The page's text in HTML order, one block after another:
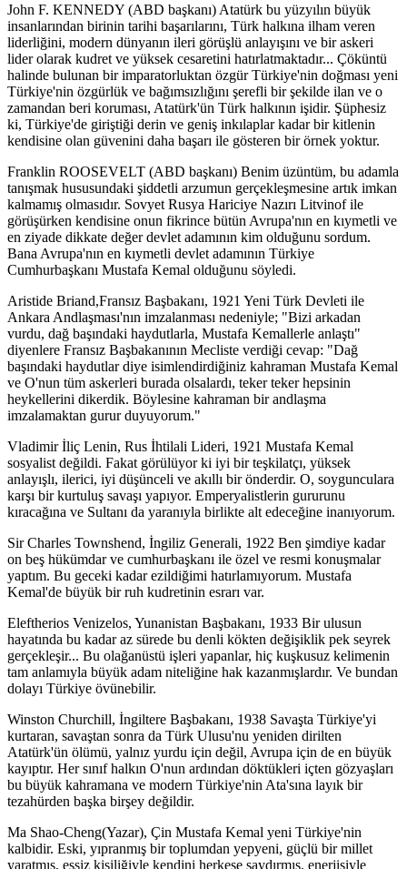
John F. KENNEDY (ABD başkanı) Atatürk bu yüzyılın büyük
insanlarından birinin tarihi başarılarını, Türk halkına ilham veren
liderliğini, modern dünyanın ileri görüşlü anlayışını ve bir askeri
lider olarak kudret ve yüksek cesaretini hatırlatmaktadır... Çöküntü
halinde bulunan bir imparatorluktan özgür Türkiye'nin doğması yeni
Türkiye'nin özgürlük ve bağımsızlığını şerefli bir şekilde ilan ve o
zamandan beri koruması, Atatürk'ün Türk halkının işidir. Şüphesiz
ki, Türkiye'de giriştiği derin ve geniş inkılaplar kadar bir kitlenin
kendisine olan güvenini daha başarı ile gösteren bir örnek yoktur.
Franklin ROOSEVELT (ABD başkanı) Benim üzüntüm, bu adamla
tanışmak hususundaki şiddetli arzumun gerçekleşmesine artık imkan
kalmamış olmasıdır. Sovyet Rusya Hariciye Nazırı Litvinof ile
görüşürken kendisine onun fikrince bütün Avrupa'nın en kıymetli ve
en ziyade dikkate değer devlet adamının kim olduğunu sordum.
Bana Avrupa'nın en kıymetli devlet adamının Türkiye
Cumhurbaşkanı Mustafa Kemal olduğunu söyledi.
Aristide Briand,Fransız Başbakanı, 1921 Yeni Türk Devleti ile
Ankara Andlaşması'nın imzalanması nedeniyle; "Bizi arkadan
vurdu, dağ başındaki haydutlarla, Mustafa Kemallerle anlaştı"
diyenlere Fransız Başbakanının Mecliste verdiği cevap: "Dağ
başındaki haydutlar diye isimlendirdiğiniz kahraman Mustafa Kemal
ve O'nun tüm askerleri burada olsalardı, teker teker hepsinin
heykellerini dikerdik. Böylesine kahraman bir andlaşma
imzalamaktan gurur duyuyorum."
Vladimir İliç Lenin, Rus İhtilali Lideri, 1921 Mustafa Kemal
sosyalist değildi. Fakat görülüyor ki iyi bir teşkilatçı, yüksek
anlayışlı, ilerici, iyi düşünceli ve akıllı bir önderdir. O, soygunculara
karşı bir kurtuluş savaşı yapıyor. Emperyalistlerin gururunu
kıracağına ve Sultanı da yaranıyla birlikte alt edeceğine inanıyorum.
Sir Charles Townshend, İngiliz Generali, 1922 Ben şimdiye kadar
on beş hükümdar ve cumhurbaşkanı ile özel ve resmi konuşmalar
yaptım. Bu geceki kadar ezildiğimi hatırlamıyorum. Mustafa
Kemal'de büyük bir ruh kudretinin esrarı var.
Eleftherios Venizelos, Yunanistan Başbakanı, 1933 Bir ulusun
hayatında bu kadar az sürede bu denli kökten değişiklik pek seyrek
gerçekleşir... Bu olağanüstü işleri yapanlar, hiç kuşkusuz kelimenin
tam anlamıyla büyük adam niteliğine hak kazanmışlardır. Ve bundan
dolayı Türkiye övünebilir.
Winston Churchill, İngiltere Başbakanı, 1938 Savaşta Türkiye'yi
kurtaran, savaştan sonra da Türk Ulusu'nu yeniden dirilten
Atatürk'ün ölümü, yalnız yurdu için değil, Avrupa için de en büyük
kayıptır. Her sınıf halkın O'nun ardından döktükleri içten gözyaşları
bu büyük kahramana ve modern Türkiye'nin Ata'sına layık bir
tezahürden başka birşey değildir.
Ma Shao-Cheng(Yazar), Çin Mustafa Kemal yeni Türkiye'nin
kalbidir. Eski, yıpranmış bir toplumdan yepyeni, güçlü bir millet
yaratmış, eşsiz kişiliğiyle kendini herkese saydırmış, enerjisiyle